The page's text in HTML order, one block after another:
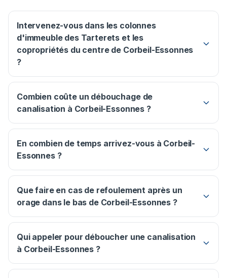
Intervenez-vous dans les colonnes
d'immeuble des Tarterets et les
copropriétés du centre de Corbeil-Essonnes
?
Combien coûte un débouchage de
canalisation à Corbeil-Essonnes ?
En combien de temps arrivez-vous à Corbeil-
Essonnes ?
Que faire en cas de refoulement après un
orage dans le bas de Corbeil-Essonnes ?
Qui appeler pour déboucher une canalisation
à Corbeil-Essonnes ?